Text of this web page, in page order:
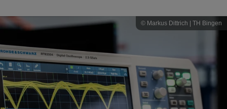
© Markus Dittrich | TH Bingen